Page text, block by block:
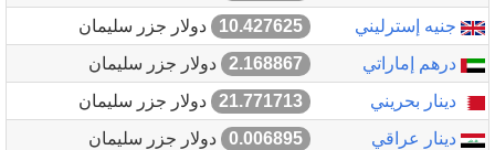
جنيه إسترليني
10.427625
دولار جزر سليمان
درهم إماراتي
2.168867
دولار جزر سليمان
دينار بحريني
21.771713
دولار جزر سليمان
دينار عراقي
0.006895
دولار جزر سليمان